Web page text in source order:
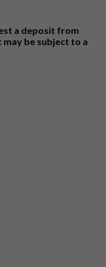
a deposit from
be subject to a